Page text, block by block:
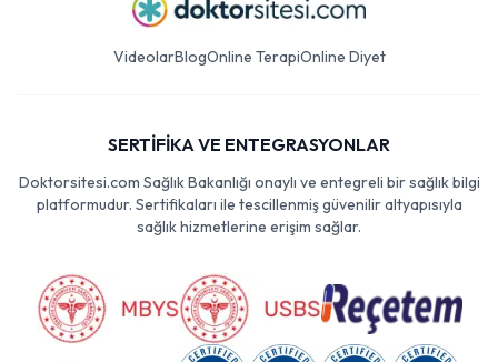
VideolarBlogOnline TerapiOnline Diyet
SERTİFİKA VE ENTEGRASYONLAR
Doktorsitesi.com Sağlık Bakanlığı onaylı ve entegreli bir sağlık bilgi
platformudur. Sertifikaları ile tescillenmiş güvenilir altyapısıyla
sağlık hizmetlerine erişim sağlar.